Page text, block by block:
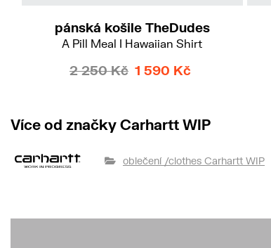
pánská košile TheDudes
A Pill Meal I Hawaiian Shirt
2 250 Kč 1 590 Kč
Více od značky Carhartt WIP
oblečení /clothes Carhartt WIP